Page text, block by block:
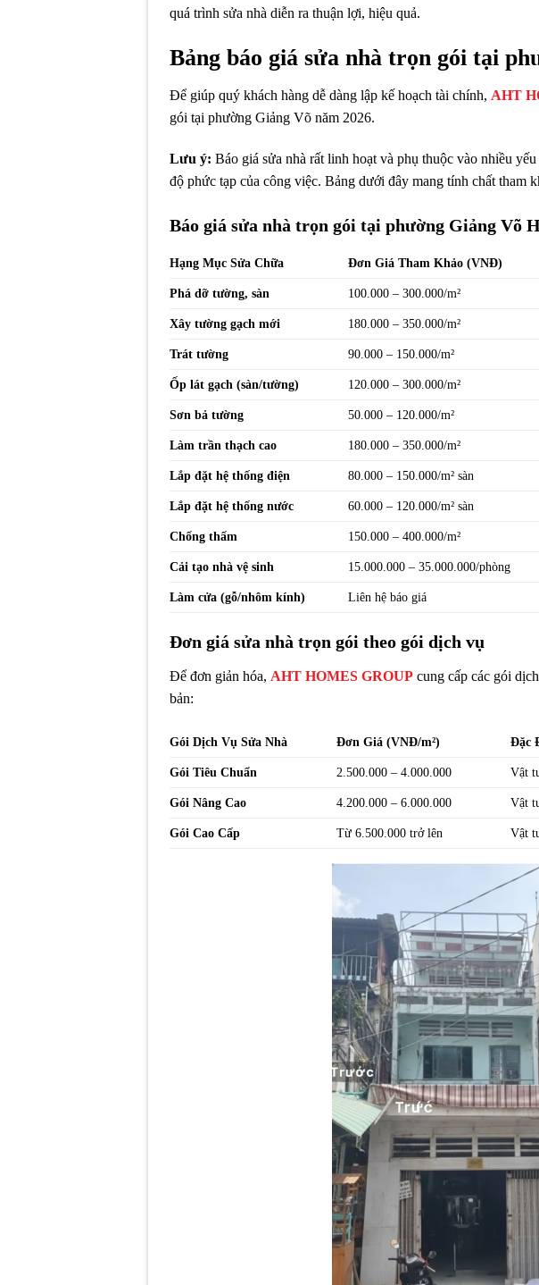
quá trình sửa nhà diễn ra thuận lợi, hiệu quả.
Bảng báo giá sửa nhà trọn gói tại
Để giúp quý khách hàng dễ dàng lập kế hoạch tài chính, AHT
gói tại phường Giảng Võ năm 2026.
Lưu ý: Báo giá sửa nhà rất linh hoạt và phụ thuộc vào nhiều
độ phức tạp của công việc. Bảng dưới đây mang tính chất tham
Báo giá sửa nhà trọn gói tại phường Giảng Võ
Hạng Mục Sửa Chữa Đơn Giá Tham Khảo (VNĐ)
Phá dỡ tường, sàn 100.000 – 300.000/m²
Xây tường gạch mới 180.000 – 350.000/m²
Trát tường 90.000 – 150.000/m²
Ốp lát gạch (sàn/tường) 120.000 – 300.000/m²
Sơn bả tường 50.000 – 120.000/m²
Làm trần thạch cao 180.000 – 350.000/m²
Lắp đặt hệ thống điện 80.000 – 150.000/m² sàn
Lắp đặt hệ thống nước 60.000 – 120.000/m² sàn
Chống thấm 150.000 – 400.000/m²
Cải tạo nhà vệ sinh 15.000.000 – 35.000.000/phòng
Làm cửa (gỗ/nhôm kính) Liên hệ báo giá
Đơn giá sửa nhà trọn gói theo gói dịch vụ
Để đơn giản hóa, AHT HOMES GROUP cung cấp các gói
bản:
Gói Dịch Vụ Sửa Nhà Đơn Giá (VNĐ/m²) Đặc
Gói Tiêu Chuẩn 2.500.000 – 4.000.000 Vật
Gói Nâng Cao 4.200.000 – 6.000.000 Vật
Gói Cao Cấp Từ 6.500.000 trở lên Vật